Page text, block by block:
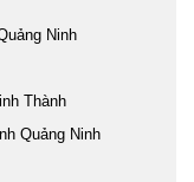
Ninh
Thành
Quảng Ninh